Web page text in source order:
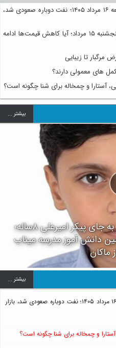
پیش بینی قیمت طلا، سکه و دلار جمعه ۱۶ مرداد ۱۴۰۵؛ نفت دوباره صعودی شد،
آخرین قیمت طلا، سکه و دلار امروز پنجشنبه ۱۵ مرداد؛ آیا کاهش قیمت‌ها ادامه
مرگبار تا زیبایی
های معمولی دارند؟
آستارا و چمخاله برای شنا چگونه است؟
بيشتر ...
فیلم/ دفن یک لنگه کفش به جای پیکر امیرعلی ۸ساله؛
دانش آموز مدرسه میناب
ماکان
بيشتر ...
پیش بینی قیمت طلا، سکه و دلار جمعه ۱۶ مرداد ۱۴۰۵؛ نفت دوباره صعودی شد، بازار
و چمخاله برای شنا چگونه است؟